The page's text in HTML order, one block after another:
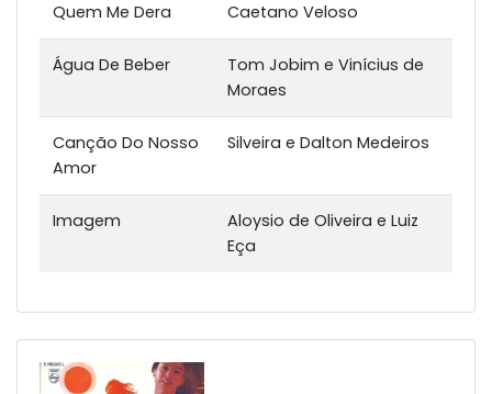
Quem Me Dera Caetano Veloso
Água De Beber
Tom Jobim e Vinícius de
Moraes
Canção Do Nosso
Amor
Silveira e Dalton Medeiros
Imagem
Aloysio de Oliveira e Luiz
Eça